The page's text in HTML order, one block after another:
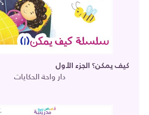
كيف يمكن؟ الجزء الأول
دار واحة الحكايات